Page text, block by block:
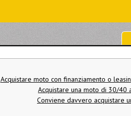
Acquistare moto con finanziamento o
Acquistare una moto di 30/40
Conviene davvero acquistare